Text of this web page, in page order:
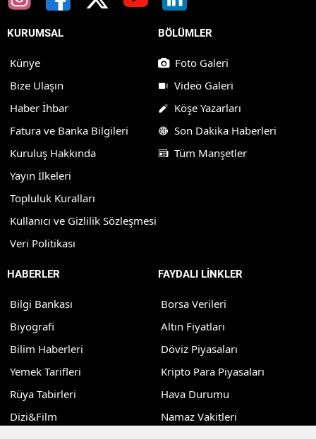
KURUMSAL
Künye
Bize Ulaşın
Haber İhbar
Fatura ve Banka Bilgileri
Kuruluş Hakkında
Yayın İlkeleri
Topluluk Kuralları
Kullanıcı ve Gizlilik Sözleşmesi
Veri Politikası
BÖLÜMLER
Foto Galeri
Video Galeri
Köşe Yazarları
Son Dakika Haberleri
Tüm Manşetler
HABERLER
Bilgi Bankası
Biyografi
Bilim Haberleri
Yemek Tarifleri
Rüya Tabirleri
Dizi&Film
FAYDALI LİNKLER
Borsa Verileri
Altın Fiyatları
Döviz Piyasaları
Kripto Para Piyasaları
Hava Durumu
Namaz Vakitleri